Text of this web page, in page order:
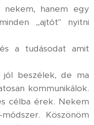
hanem egy
,,ajtót" nyitni
a tudásodat amit
beszélek, de ma
kommunikálok.
célba érek. Nekem
Köszönöm